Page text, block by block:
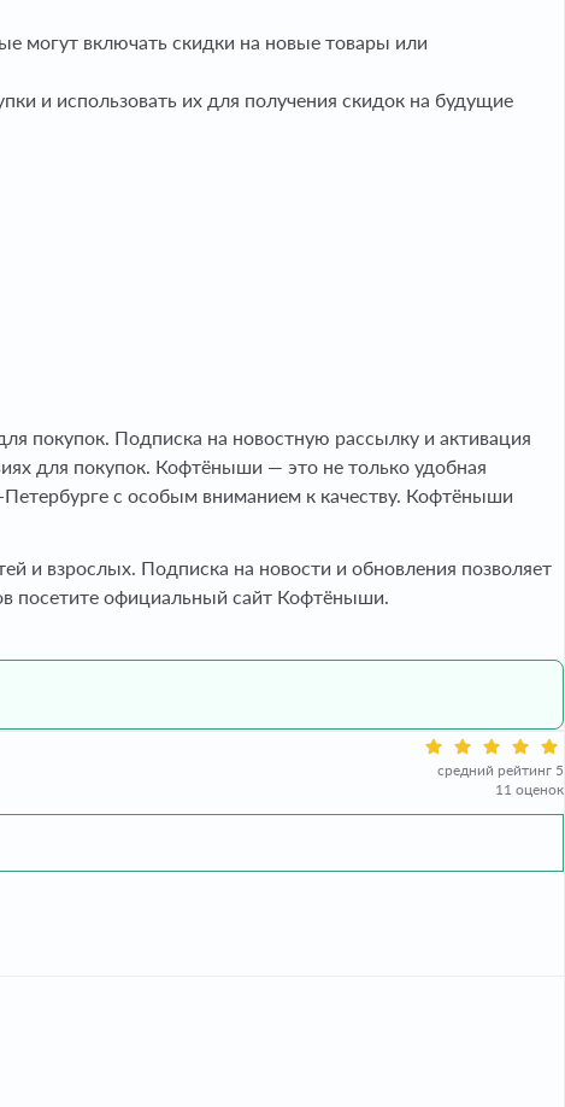
могут включать скидки на новые товары или
и использовать их для получения скидок на будущие
покупок. Подписка на новостную рассылку и активация
для покупок. Кофтёныши — это не только удобная
с особым вниманием к качеству. Кофтёныши
и взрослых. Подписка на новости и обновления позволяет
посетите официальный сайт Кофтёныши.
средний рейтинг 5
11 оценок